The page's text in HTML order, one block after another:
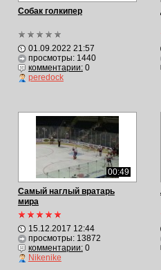
Собак голкипер
01.09.2022 21:57
просмотры: 1440
комментарии:0
peredock
00:49
Самый наглый вратарь
мира
15.12.2017 12:44
просмотры: 13872
комментарии:0
Nikenike